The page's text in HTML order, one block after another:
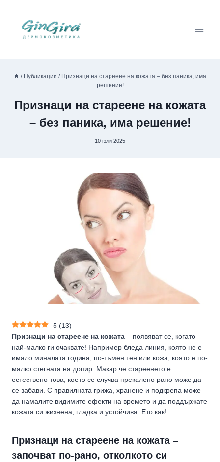
/ Публикации / Признаци на стареене на кожата – без паника, има
решение!
Признаци на стареене на кожата
– без паника, има решение!
10 юли 2025
5 (13)
Признаци на стареене на кожата – появяват се, когато
най-малко ги очаквате! Например бледа линия, която не е
имало миналата година, по-тъмен тен или кожа, която е по-
малко стегната на допир. Макар че стареенето е
естествено това, което се случва прекалено рано може да
се забави. С правилната грижа, хранене и подкрепа може
да намалите видимите ефекти на времето и да поддържате
кожата си жизнена, гладка и устойчива. Ето как!
Признаци на стареене на кожата –
започват по-рано, отколкото си